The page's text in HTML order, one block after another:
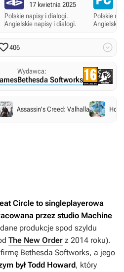
17 kwietnia 2025
Polskie napisy i dialogi.
Angielskie napisy i dialogi.
Polskie
Angielskie
406 
Wydawca:
Bethesda Softworks
Assassin's Creed: Valhalla
Circle to singleplayerowa
przez studio Machine
produkcje spod szyldu
The New Order z 2014 roku).
firmę Bethesda Softworks, a jego
był Todd Howard, który